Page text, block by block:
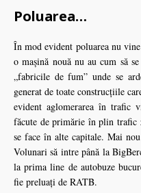
Poluarea…
În mod evident poluarea nu
o maşină nouă nu au cum să
„fabricile de fum” unde se
generat de toate construcțiile
evident aglomerarea în trafic
făcute de primărie în plin trafic
se face în alte capitale. Mai
Volunari să intre până la
la prima line de autobuze
fie preluaţi de RATB.